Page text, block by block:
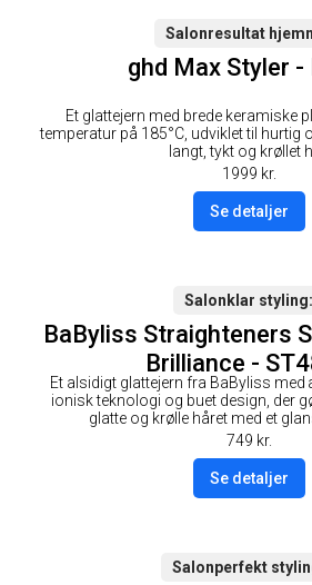
Salonresultat
ghd Max Styler -
Et glattejern med brede keramiske
temperatur på 185°C, udviklet til
langt, tykt og krøllet
1999 kr.
Se detaljer
Salonklar styling
BaByliss Straighteners
Brilliance -
Et alsidigt glattejern fra BaByliss med
ionisk teknologi og buet design, der
glatte og krølle håret med et
749 kr.
Se detaljer
Salonperfekt